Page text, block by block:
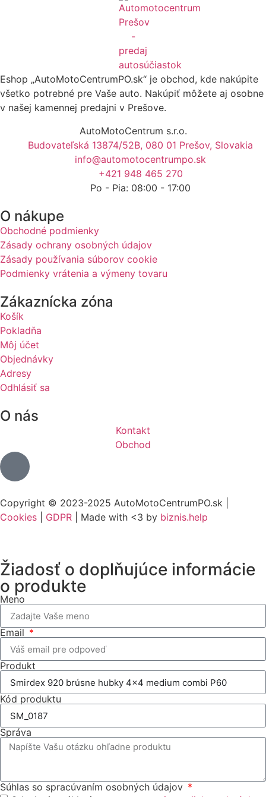
Eshop „AutoMotoCentrumPO.sk“ je obchod, kde nakúpite
všetko potrebné pre Vaše auto. Nakúpiť môžete aj osobne
v našej kamennej predajni v Prešove.
AutoMotoCentrum s.r.o.
Budovateľská 13874/52B, 080 01 Prešov, Slovakia
info@automotocentrumpo.sk
+421 948 465 270
Po - Pia: 08:00 - 17:00
O nákupe
Obchodné podmienky
Zásady ochrany osobných údajov
Zásady používania súborov cookie
Podmienky vrátenia a výmeny tovaru
Zákaznícka zóna
Košík
Pokladňa
Môj účet
Objednávky
Adresy
Odhlásiť sa
O nás
Kontakt
Obchod
Copyright © 2023-2025 AutoMotoCentrumPO.sk |
Cookies
GDPR | Made with <3 by biznis.help
Žiadosť o doplňujúce informácie
o produkte
Meno
Email
Produkt
Kód produktu
Správa
Súhlas so spracúvaním osobných údajov